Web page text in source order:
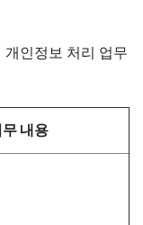
인정보 처리 업무
내용